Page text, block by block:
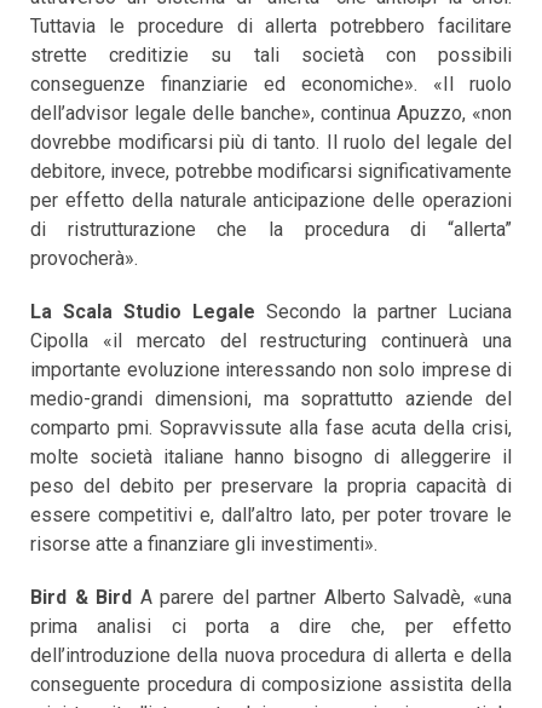
Tuttavia le procedure di allerta potrebbero facilitare
strette creditizie su tali società con possibili
conseguenze finanziarie ed economiche». «Il ruolo
dell’advisor legale delle banche», continua Apuzzo, «non
dovrebbe modificarsi più di tanto. Il ruolo del legale del
debitore, invece, potrebbe modificarsi significativamente
per effetto della naturale anticipazione delle operazioni
di ristrutturazione che la procedura di “allerta”
provocherà».
La Scala Studio Legale Secondo la partner Luciana
Cipolla «il mercato del restructuring continuerà una
importante evoluzione interessando non solo imprese di
medio-grandi dimensioni, ma soprattutto aziende del
comparto pmi. Sopravvissute alla fase acuta della crisi,
molte società italiane hanno bisogno di alleggerire il
peso del debito per preservare la propria capacità di
essere competitivi e, dall’altro lato, per poter trovare le
risorse atte a finanziare gli investimenti».
Bird & Bird A parere del partner Alberto Salvadè, «una
prima analisi ci porta a dire che, per effetto
dell’introduzione della nuova procedura di allerta e della
conseguente procedura di composizione assistita della